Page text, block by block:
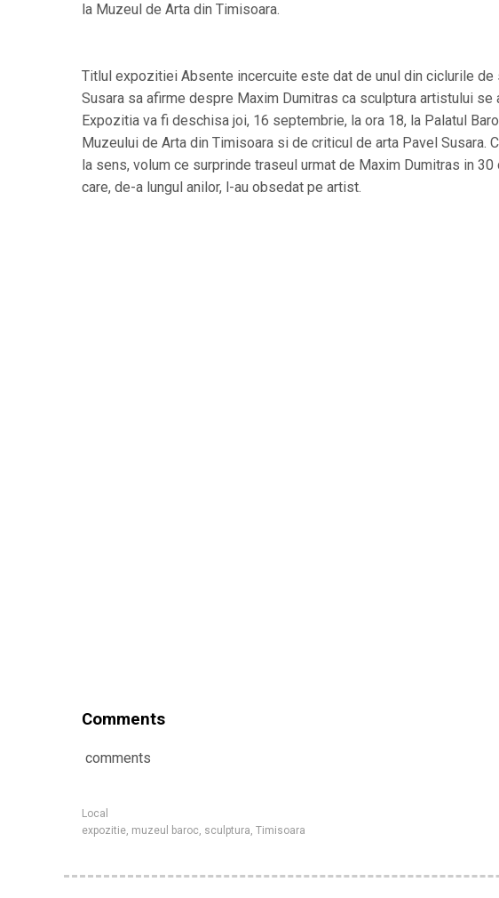
la Muzeul de Arta din Timisoara.
Titlul expozitiei Absente incercuite este dat de unul din ciclurile
Susara sa afirme despre Maxim Dumitras ca sculptura artistului
Expozitia va fi deschisa joi, 16 septembrie, la ora 18, la Palatul
Muzeului de Arta din Timisoara si de criticul de arta Pavel Susara.
la sens, volum ce surprinde traseul urmat de Maxim Dumitras in
care, de-a lungul anilor, l-au obsedat pe artist.
Comments
comments
Local
expozitie, muzeul baroc, sculptura, Timisoara